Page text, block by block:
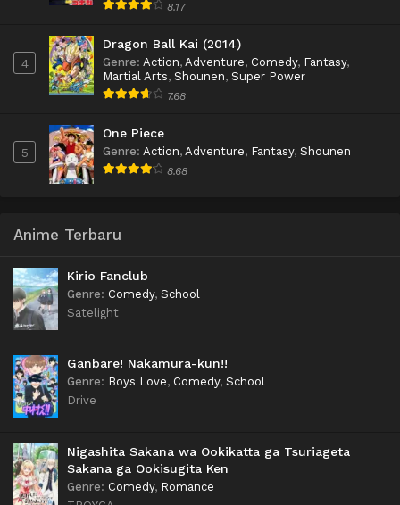
8.17
4
Dragon Ball Kai (2014)
Genre: Action, Adventure, Comedy, Fantasy,
Martial Arts, Shounen, Super Power
7.68
5
One Piece
Genre: Action, Adventure, Fantasy, Shounen
8.68
Anime Terbaru
Kirio Fanclub
Genre: Comedy, School
Satelight
Ganbare! Nakamura-kun!!
Genre: Boys Love, Comedy, School
Drive
Nigashita Sakana wa Ookikatta ga Tsuriageta
Sakana ga Ookisugita Ken
Genre: Comedy, Romance